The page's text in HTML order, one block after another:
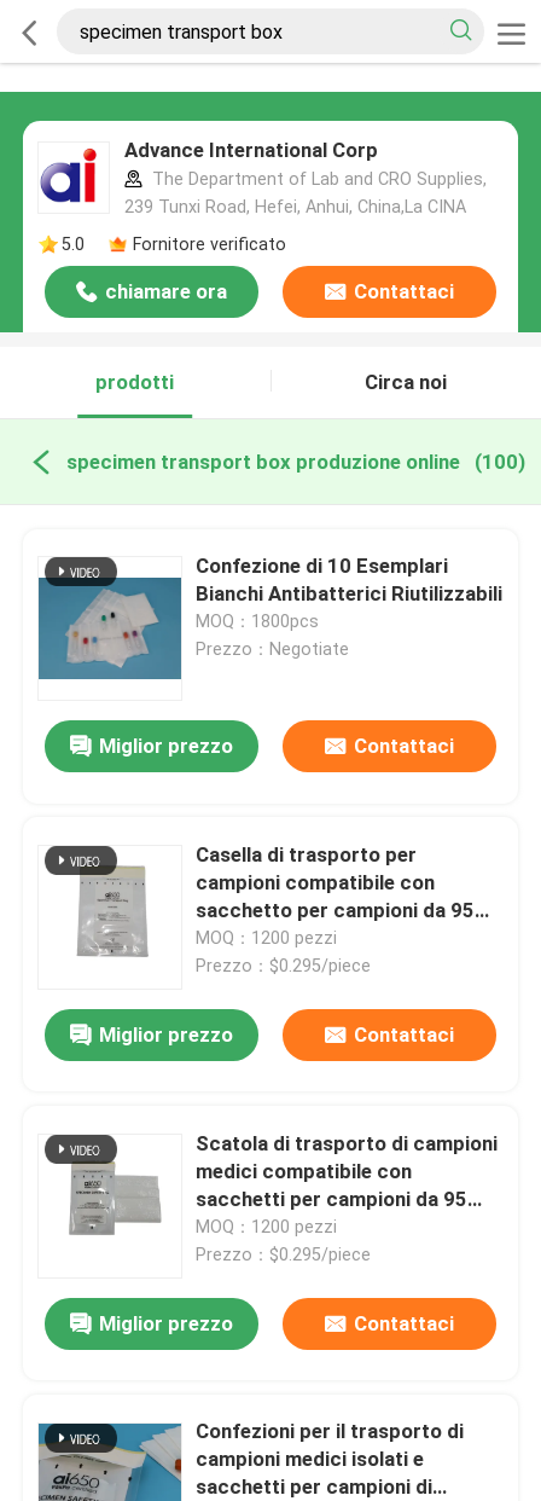
Advance International Corp
The Department of Lab and CRO Supplies,
239 Tunxi Road, Hefei, Anhui, China,La CINA
5.0
Fornitore verificato
chiamare ora Contattaci
prodotti Circa noi
specimen transport box produzione online (100)
Confezione di 10 Esemplari
Bianchi Antibatterici Riutilizzabili
MOQ：1800pcs
Prezzo：Negotiate
Miglior prezzo Contattaci
Casella di trasporto per
campioni compatibile con
sacchetto per campioni da 95
Kpa, sacchetto di trasporto da
95 Kpa, sacchetto di trasporto
MOQ：1200 pezzi
Prezzo：$0.295/piece
Miglior prezzo Contattaci
Scatola di trasporto di campioni
medici compatibile con
sacchetti per campioni da 95
Kpa Sacchetti di trasporto da 95
Kpa per uso di laboratorio e
MOQ：1200 pezzi
Prezzo：$0.295/piece
Miglior prezzo Contattaci
Confezioni per il trasporto di
campioni medici isolati e
sacchetti per campioni di